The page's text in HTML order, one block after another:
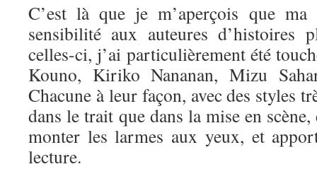
C’est là que je m’aperçois que
sensibilité aux auteures d’histoires
celles-ci, j’ai particulièrement été
Kouno, Kiriko Nananan, Mizu
Chacune à leur façon, avec des styles
dans le trait que dans la mise en
monter les larmes aux yeux, et
lecture.